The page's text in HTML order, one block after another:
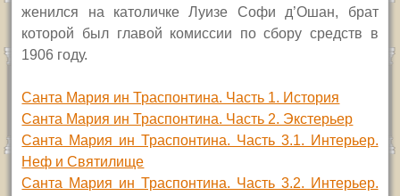
женился на католичке Луизе Софи д’Ошан, брат
которой был главой комиссии по сбору средств в
1906 году.
Санта Мария ин Траспонтина. Часть 1. История
Санта Мария ин Траспонтина. Часть 2. Экстерьер
Санта Мария ин Траспонтина. Часть 3.1. Интерьер.
Неф и Святилище
Санта Мария ин Траспонтина. Часть 3.2. Интерьер.